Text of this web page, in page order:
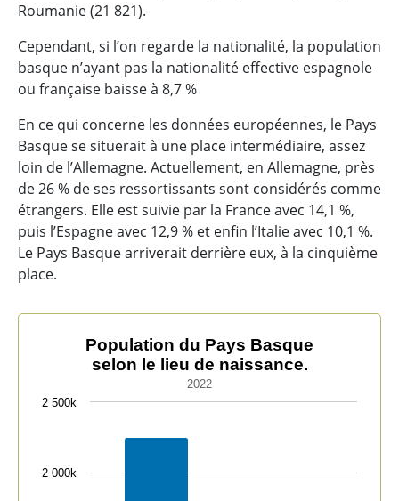
Roumanie (21 821).
Cependant, si l’on regarde la nationalité, la population
basque n’ayant pas la nationalité effective espagnole
ou française baisse à 8,7 %
En ce qui concerne les données européennes, le Pays
Basque se situerait à une place intermédiaire, assez
loin de l’Allemagne. Actuellement, en Allemagne, près
de 26 % de ses ressortissants sont considérés comme
étrangers. Elle est suivie par la France avec 14,1 %,
puis l’Espagne avec 12,9 % et enfin l’Italie avec 10,1 %.
Le Pays Basque arriverait derrière eux, à la cinquième
place.
Population du Pays Basque selon le lieu de naissance.
Bar chart with 2 bars.
2022
The chart has 1 Y axis displaying values. Data ranges
Population du Pays Basque
selon le lieu de naissance.
2022
2 000k
2 500k